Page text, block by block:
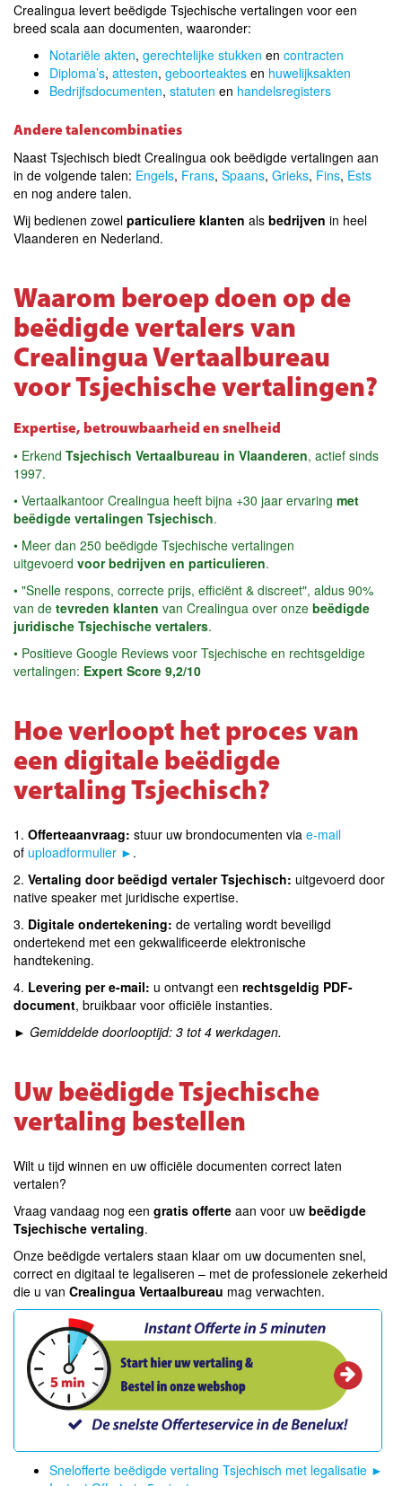
Crealingua levert beëdigde Tsjechische vertalingen voor een
breed scala aan documenten, waaronder:
Notariële akten, gerechtelijke stukken en contracten
Diploma’s, attesten, geboorteaktes en huwelijksakten
Bedrijfsdocumenten, statuten en handelsregisters
Andere talencombinaties
Naast Tsjechisch biedt Crealingua ook beëdigde vertalingen aan
in de volgende talen: Engels, Frans, Spaans, Grieks, Fins, Ests
en nog andere talen.
Wij bedienen zowel particuliere klanten als bedrijven in heel
Vlaanderen en Nederland.
Waarom beroep doen op de
beëdigde vertalers van
Crealingua Vertaalbureau
voor Tsjechische vertalingen?
Expertise, betrouwbaarheid en snelheid
• Erkend Tsjechisch Vertaalbureau in Vlaanderen, actief sinds
1997.
• Vertaalkantoor Crealingua heeft bijna +30 jaar ervaring met
beëdigde vertalingen Tsjechisch.
• Meer dan 250 beëdigde Tsjechische vertalingen
uitgevoerd voor bedrijven en particulieren.
• "Snelle respons, correcte prijs, efficiënt & discreet", aldus 90%
van de tevreden klanten van Crealingua over onze beëdigde
juridische Tsjechische vertalers.
• Positieve Google Reviews voor Tsjechische en rechtsgeldige
vertalingen: Expert Score 9,2/10
Hoe verloopt het proces van
een digitale beëdigde
vertaling Tsjechisch?
1. Offerteaanvraag: stuur uw brondocumenten via e-mail
of uploadformulier ► .
2. Vertaling door beëdigd vertaler Tsjechisch: uitgevoerd door
native speaker met juridische expertise.
3. Digitale ondertekening: de vertaling wordt beveiligd
ondertekend met een gekwalificeerde elektronische
handtekening.
4. Levering per e-mail: u ontvangt een rechtsgeldig PDF-
document, bruikbaar voor officiële instanties.
► Gemiddelde doorlooptijd: 3 tot 4 werkdagen.
Uw beëdigde Tsjechische
vertaling bestellen
Wilt u tijd winnen en uw officiële documenten correct laten
vertalen?
Vraag vandaag nog een gratis offerte aan voor uw beëdigde
Tsjechische vertaling.
Onze beëdigde vertalers staan klaar om uw documenten snel,
correct en digitaal te legaliseren – met de professionele zekerheid
die u van Crealingua Vertaalbureau mag verwachten.
Snelofferte beëdigde vertaling Tsjechisch met legalisatie ►